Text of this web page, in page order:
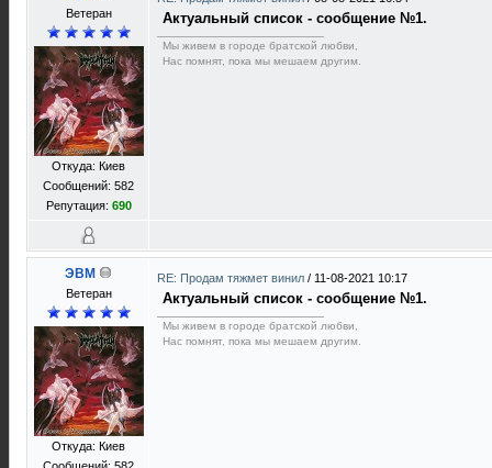
Ветеран
Откуда: Киев
Сообщений: 582
Репутация: 690
Актуальный список - сообщение №1.
Мы живем в городе братской любви,
Нас помнят, пока мы мешаем другим.
ЭВМ
Ветеран
Откуда: Киев
RE: Продам тяжмет винил / 11-08-2021 10:17
Актуальный список - сообщение №1.
Мы живем в городе братской любви,
Нас помнят, пока мы мешаем другим.